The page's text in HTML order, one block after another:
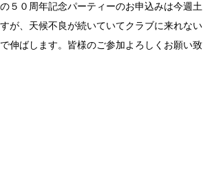
５０周年記念パーティーのお申込みは今週土
が、天候不良が続いていてクラブに来れない
伸ばします。皆様のご参加よろしくお願い致